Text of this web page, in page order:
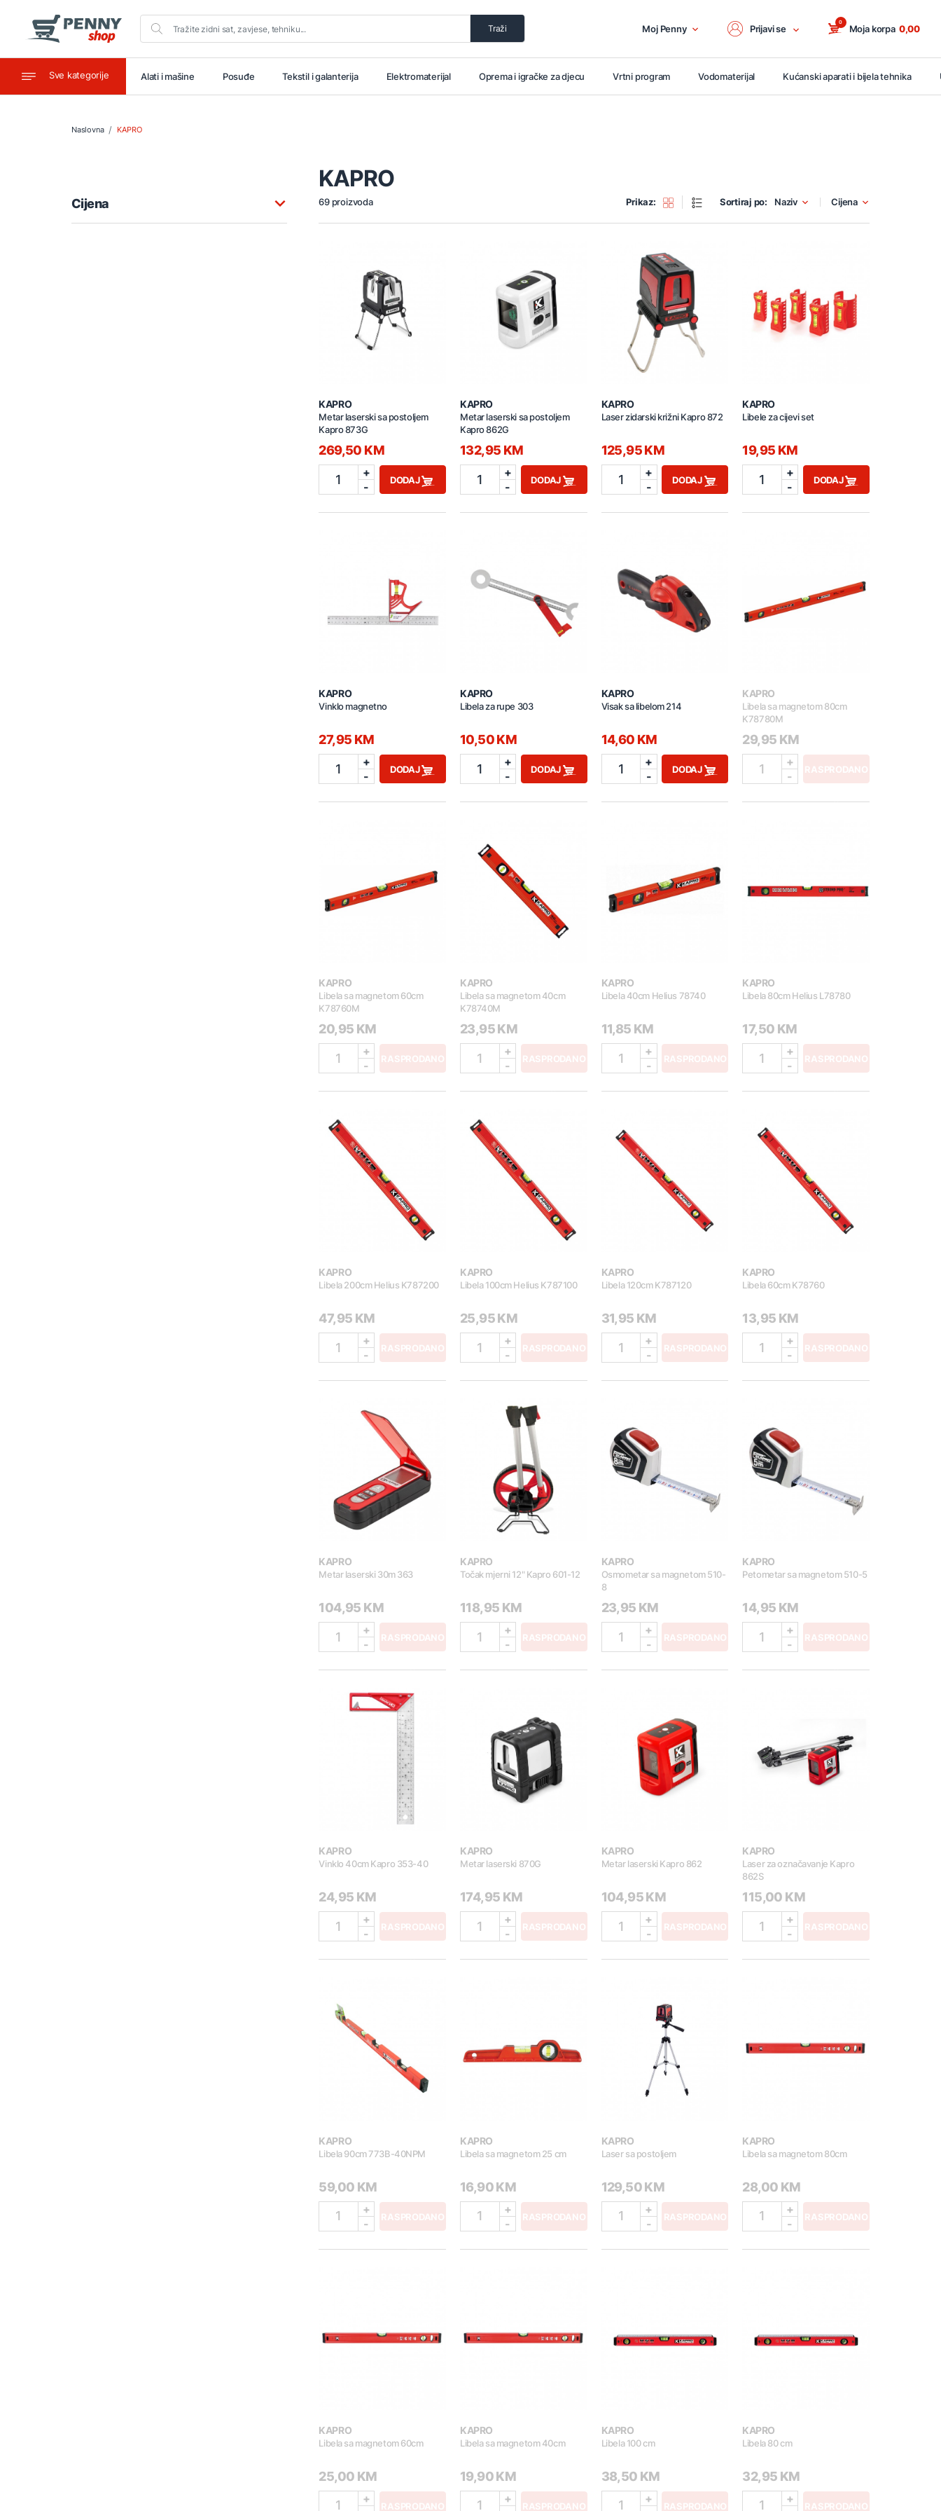
Traži Moj Penny Prijavi se Moja korpa
0
0,00
Sve kategorije
Ugostiteljstvo Alati i mašine Posuđe Tekstil i galanterija Elektromaterijal Oprema i igračke za djecu Vrtni program Vodomaterijal Kućanski aparati i bijela tehnika
Naslovna KAPRO
KAPRO
69 proizvoda Prikaz: Sortiraj po: Naziv Cijena
Cijena
KAPRO
Metar laserski sa postoljem
Kapro 873G
269,50 KM
1
+
-
DODAJ
KAPRO
Metar laserski sa postoljem
Kapro 862G
132,95 KM
1
+
-
DODAJ
KAPRO
Laser zidarski križni Kapro 872
125,95 KM
1
+
-
DODAJ
KAPRO
Libele za cijevi set
19,95 KM
1
+
-
DODAJ
KAPRO
Vinklo magnetno
27,95 KM
1
+
-
DODAJ
KAPRO
Libela za rupe 303
10,50 KM
1
+
-
DODAJ
KAPRO
Visak sa libelom 214
14,60 KM
1
+
-
DODAJ
KAPRO
Libela sa magnetom 80cm
K78780M
29,95 KM
1
+
-
RASPRODANO
KAPRO
Libela sa magnetom 60cm
K78760M
20,95 KM
1
+
-
RASPRODANO
KAPRO
Libela sa magnetom 40cm
K78740M
23,95 KM
1
+
-
RASPRODANO
KAPRO
Libela 40cm Helius 78740
11,85 KM
1
+
-
RASPRODANO
KAPRO
Libela 80cm Helius L78780
17,50 KM
1
+
-
RASPRODANO
KAPRO
Libela 200cm Helius K787200
47,95 KM
1
+
-
RASPRODANO
KAPRO
Libela 100cm Helius K787100
25,95 KM
1
+
-
RASPRODANO
KAPRO
Libela 120cm K787120
31,95 KM
1
+
-
RASPRODANO
KAPRO
Libela 60cm K78760
13,95 KM
1
+
-
RASPRODANO
KAPRO
Metar laserski 30m 363
104,95 KM
1
+
-
RASPRODANO
KAPRO
Točak mjerni 12" Kapro 601-12
118,95 KM
1
+
-
RASPRODANO
KAPRO
Osmometar sa magnetom 510-
8
23,95 KM
1
+
-
RASPRODANO
KAPRO
Petometar sa magnetom 510-5
14,95 KM
1
+
-
RASPRODANO
KAPRO
Vinklo 40cm Kapro 353-40
24,95 KM
1
+
-
RASPRODANO
KAPRO
Metar laserski 870G
174,95 KM
1
+
-
RASPRODANO
KAPRO
Metar laserski Kapro 862
104,95 KM
1
+
-
RASPRODANO
KAPRO
Laser za označavanje Kapro
862S
115,00 KM
1
+
-
RASPRODANO
KAPRO
Libela 90cm 773B-40NPM
59,00 KM
1
+
-
RASPRODANO
KAPRO
Libela sa magnetom 25 cm
16,90 KM
1
+
-
RASPRODANO
KAPRO
Laser sa postoljem
129,50 KM
1
+
-
RASPRODANO
KAPRO
Libela sa magnetom 80cm
28,00 KM
1
+
-
RASPRODANO
KAPRO
Libela sa magnetom 60cm
25,00 KM
1
+
RASPRODANO
KAPRO
Libela sa magnetom 40cm
19,90 KM
1
+
RASPRODANO
KAPRO
Libela 100 cm
38,50 KM
1
+
RASPRODANO
KAPRO
Libela 80 cm
32,95 KM
1
+
RASPRODANO